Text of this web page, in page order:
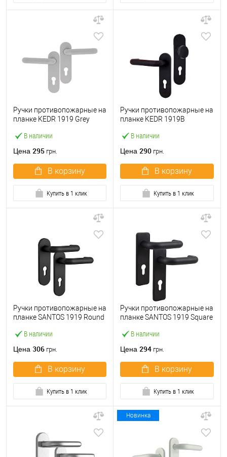
В наличии
Ручки противопожарные на
планке KEDR 1919 Grey
Цена 295 грн.
В корзину
Купить в 1 клик
В наличии
Ручки противопожарные на
планке KEDR 1919В
BLACK черные
Цена 290 грн.
В корзину
Купить в 1 клик
В наличии
Ручки противопожарные на
планке SANTOS 1919 Round
Цена 306 грн.
В корзину
Купить в 1 клик
В наличии
Ручки противопожарные на
планке SANTOS 1919 Square
Цена 294 грн.
В корзину
Купить в 1 клик
Новинка